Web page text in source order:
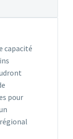
capacité
pour